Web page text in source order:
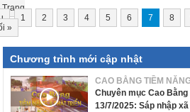
Trang
1 2 3 4 5 6 7 8
»
Chương trình mới cập nhật
CAO BẰNG TIỀM
Chuyên mục Cao
13/7/2025: Sáp nhập